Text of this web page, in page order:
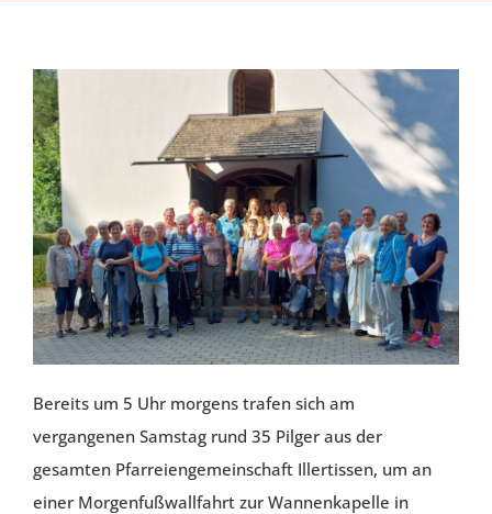
GRUPPEN
EINRICHTUNGEN
PFARREIEN
KIRCHENMUSIK
Bereits um 5 Uhr morgens trafen sich am
vergangenen Samstag rund 35 Pilger aus der
gesamten Pfarreiengemeinschaft Illertissen, um an
einer Morgenfußwallfahrt zur Wannenkapelle in